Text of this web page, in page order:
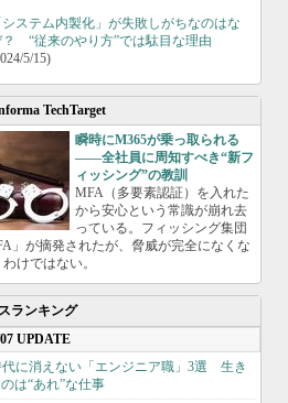
システム内製化」が失敗しがちなのはな
？ “従来のやり方”では駄目な理由
5/15)
TechTarget
瞬時にM365が乗っ取られる
――全社員に周知すべき“新フ
ィッシング”の教訓
MFA（多要素認証）を入れた
から安心という常識が崩れ去
っている。フィッシング集団
」が摘発されたが、脅威が完全になくな
けではない。
ランキング
UPDATE
に消えない「エンジニア職」3選 生き
は“あれ”な仕事